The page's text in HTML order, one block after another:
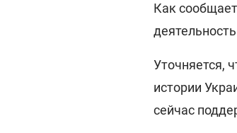
Как
Уточняется,
истории
сейчас